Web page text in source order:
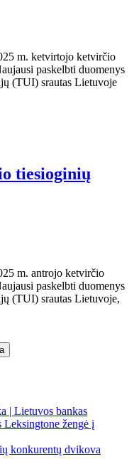
m. ketvirtojo ketvirčio
paskelbti duomenys
(TUI) srautas Lietuvoje
tiesioginių
m. antrojo ketvirčio
paskelbti duomenys
(TUI) srautas Lietuvoje,
| Lietuvos bankas
žengė į
konkurentų dvikova